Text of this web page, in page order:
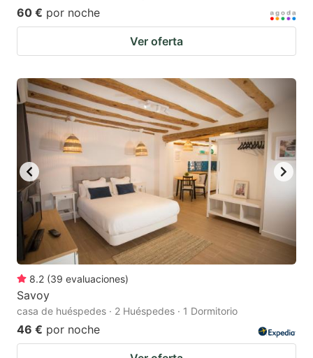
60 € por noche
Ver oferta
8.2 (39 evaluaciones)
Savoy
casa de huéspedes · 2 Huéspedes · 1 Dormitorio
46 € por noche